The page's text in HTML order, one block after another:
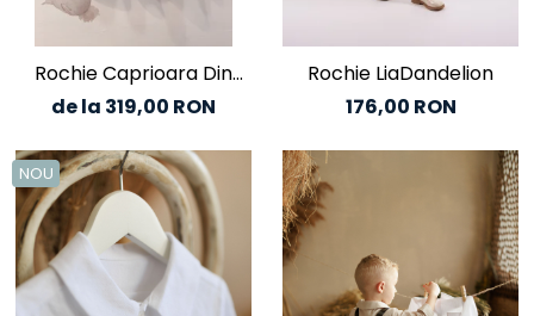
Rochie Caprioara Din
Catifea Soft, Verde Safir
de la 319,00 RON
Rochie LiaDandelion
176,00 RON
NOU